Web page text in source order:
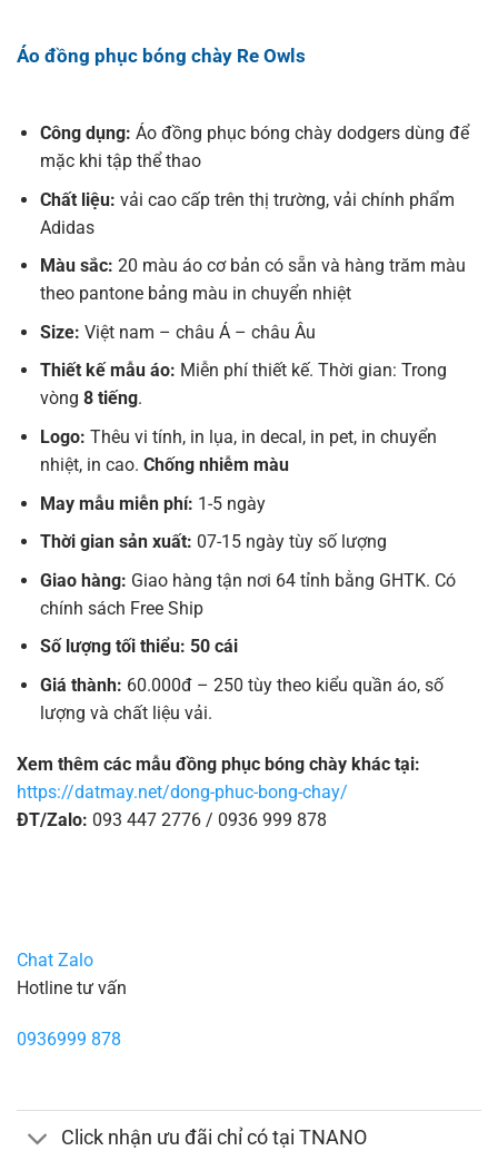
Áo đồng phục bóng chày Re Owls
Công dụng: Áo đồng phục bóng chày dodgers dùng để
mặc khi tập thể thao
Chất liệu: vải cao cấp trên thị trường, vải chính phẩm
Adidas
Màu sắc: 20 màu áo cơ bản có sẵn và hàng trăm màu
theo pantone bảng màu in chuyển nhiệt
Size: Việt nam – châu Á – châu Âu
Thiết kế mẫu áo: Miễn phí thiết kế. Thời gian: Trong
vòng 8 tiếng.
Logo: Thêu vi tính, in lụa, in decal, in pet, in chuyển
nhiệt, in cao. Chống nhiễm màu
May mẫu miễn phí: 1-5 ngày
Thời gian sản xuất: 07-15 ngày tùy số lượng
Giao hàng: Giao hàng tận nơi 64 tỉnh bằng GHTK. Có
chính sách Free Ship
Số lượng tối thiểu: 50 cái
Giá thành: 60.000đ – 250 tùy theo kiểu quần áo, số
lượng và chất liệu vải.
Xem thêm các mẫu đồng phục bóng chày khác tại:
https://datmay.net/dong-phuc-bong-chay/
ĐT/Zalo: 093 447 2776 / 0936 999 878
Chat Zalo
Hotline tư vấn
0936999 878
Click nhận ưu đãi chỉ có tại TNANO